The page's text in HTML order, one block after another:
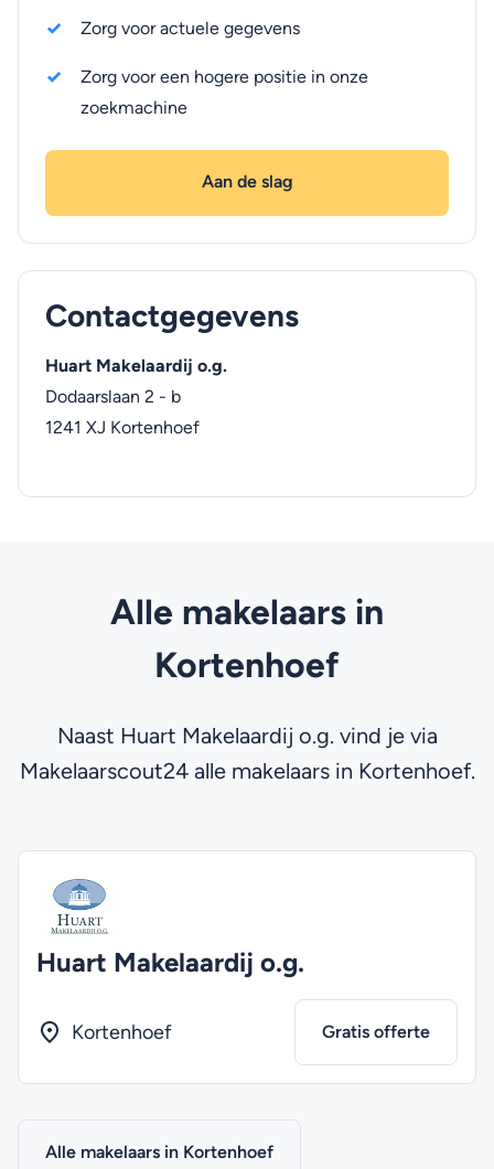
Zorg voor actuele gegevens
Zorg voor een hogere positie in onze
zoekmachine
Aan de slag
Contactgegevens
Huart Makelaardij o.g.
Dodaarslaan 2 - b
1241 XJ Kortenhoef
Alle makelaars in
Kortenhoef
Naast Huart Makelaardij o.g. vind je via
Makelaarscout24 alle makelaars in Kortenhoef.
Huart Makelaardij o.g.
Kortenhoef Gratis offerte
Alle makelaars in Kortenhoef